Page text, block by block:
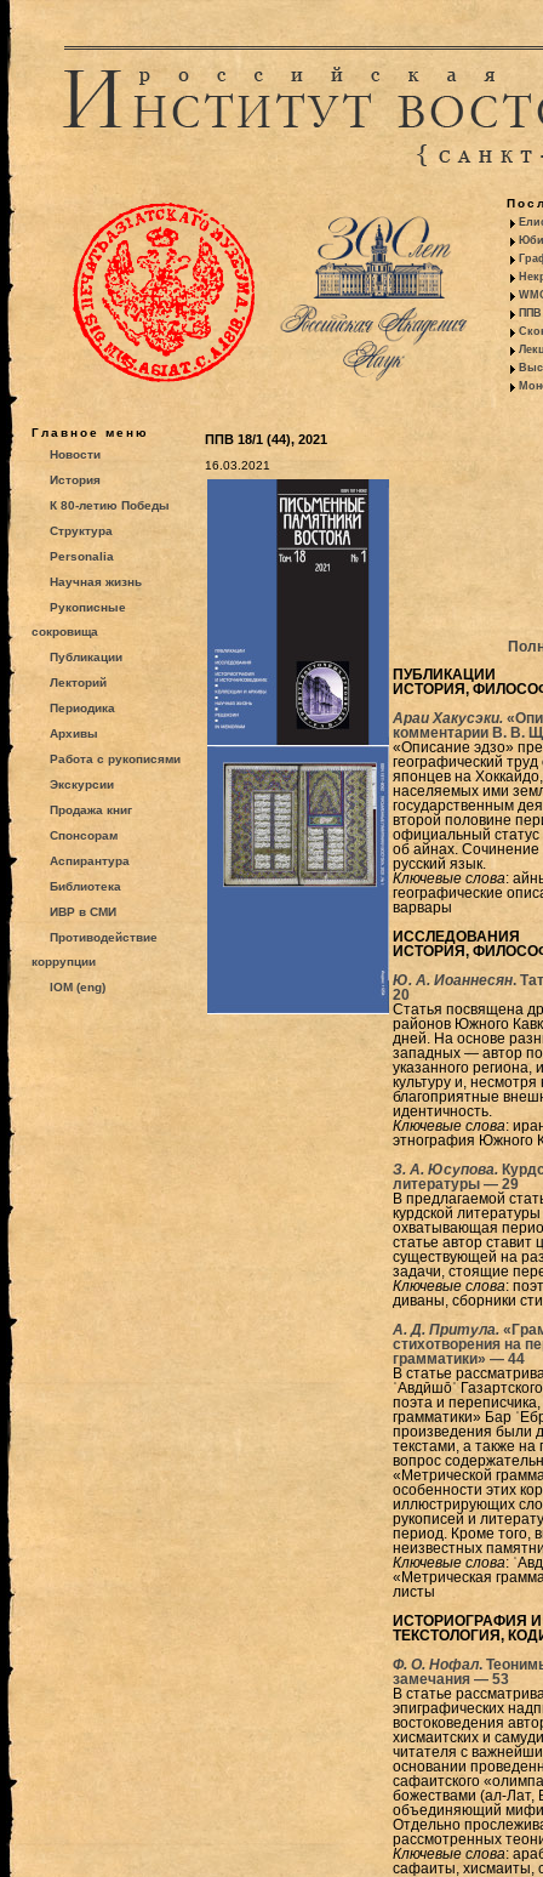
ППВ
Главное меню
Новости
История
К 80-летию Победы
Структура
Personalia
Научная жизнь
Рукописные
сокровища
Публикации
Лекторий
Периодика
Архивы
Работа с рукописями
Экскурсии
Продажа книг
Спонсорам
Аспирантура
Библиотека
ИВР в СМИ
Противодействие
коррупции
IOM (eng)
ППВ 18/1 (44), 2021
16.03.2021
ПУБЛИКАЦИИ
ИСТОРИЯ,
Араи Хакусэки.
комментарии В. В.
«Описание эдзо»
географический
японцев на
населяемых ими
государственным
второй половине
официальный статус
об айнах. Сочинение
русский язык.
Ключевые слова:
географические
варвары
ИССЛЕДОВАНИЯ
ИСТОРИЯ,
Ю. А. Иоаннесян.
20
Статья посвящена
районов Южного
дней. На основе
западных — автор
указанного
культуру и,
благоприятные
идентичность.
Ключевые слова:
этнография Южного
З. А. Юсупова.
литературы — 29
В предлагаемой
курдской
охватывающая
статье автор ставит
существующей на
задачи, стоящие
Ключевые слова:
диваны, сборники
А. Д. Притула.
стихотворения на
грамматики» — 44
В статье
ʿAвдӣшōʿ
поэта и
грамматики» Бар
произведения были
текстами, а также
вопрос
«Метрической
особенности этих
иллюстрирующих
рукописей и
период. Кроме того,
неизвестных
Ключевые слова:
«Метрическая
листы
ИСТОРИОГРАФИЯ
ТЕКСТОЛОГИЯ,
Ф. О. Нофал.
замечания — 53
В статье
эпиграфических
востоковедения
хисмаитских и
читателя с
основании
сафаитского
божествами (ал-Лат,
объединяющий
Отдельно
рассмотренных
Ключевые слова:
сафаиты, хисмаиты,